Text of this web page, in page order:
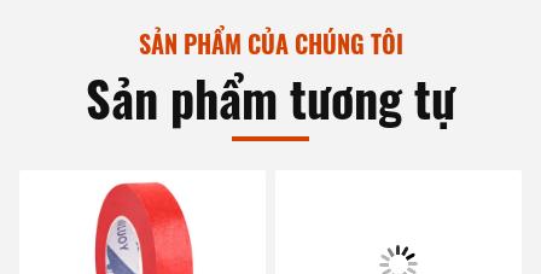
SẢN PHẨM CỦA CHÚNG TÔI
Sản phẩm tương tự